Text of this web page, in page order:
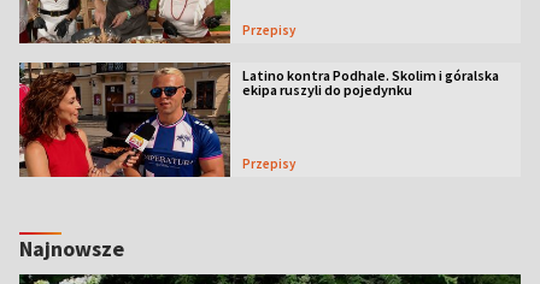
Przepisy
Latino kontra Podhale. Skolim i góralska
ekipa ruszyli do pojedynku
Przepisy
Najnowsze